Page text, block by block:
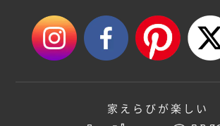
家えらびが楽しい